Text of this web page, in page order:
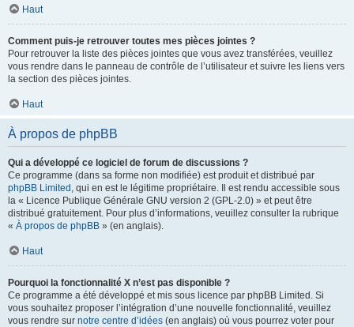
Haut
Comment puis-je retrouver toutes mes pièces jointes ?
Pour retrouver la liste des pièces jointes que vous avez transférées, veuillez
vous rendre dans le panneau de contrôle de l’utilisateur et suivre les liens vers
la section des pièces jointes.
Haut
À propos de phpBB
Qui a développé ce logiciel de forum de discussions ?
Ce programme (dans sa forme non modifiée) est produit et distribué par
phpBB Limited , qui en est le légitime propriétaire. Il est rendu accessible sous
la « Licence Publique Générale GNU version 2 (GPL-2.0) » et peut être
distribué gratuitement. Pour plus d’informations, veuillez consulter la rubrique
« À propos de phpBB » (en anglais).
Haut
Pourquoi la fonctionnalité X n’est pas disponible ?
Ce programme a été développé et mis sous licence par phpBB Limited. Si
vous souhaitez proposer l’intégration d’une nouvelle fonctionnalité, veuillez
vous rendre sur notre centre d’idées (en anglais) où vous pourrez voter pour